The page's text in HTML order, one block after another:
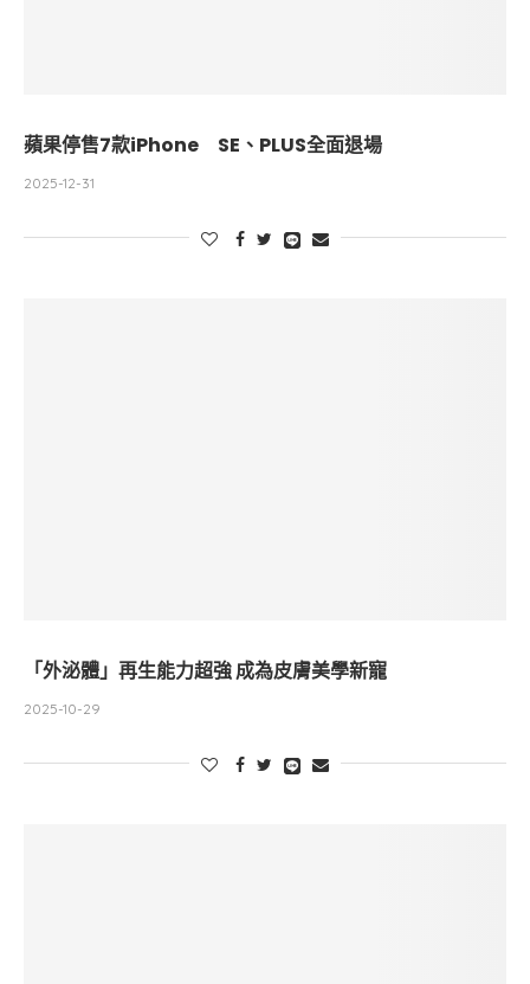
蘋果停售7款iPhone SE、PLUS全面退場
2025-12-31
「外泌體」再生能力超強 成為皮膚美學新寵
2025-10-29